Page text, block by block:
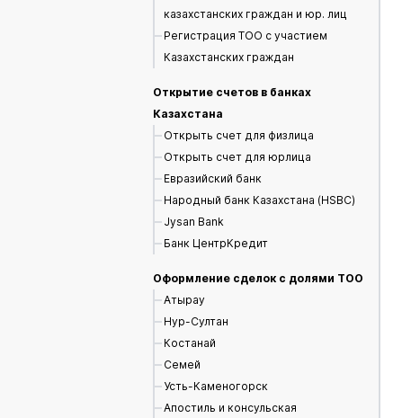
казахстанских граждан и юр. лиц
Регистрация ТОО с участием
Казахстанских граждан
Открытие счетов в банках
Казахстана
Открыть счет для физлица
Открыть счет для юрлица
Евразийский банк
Народный банк Казахстана (HSBC)
Jysan Bank
Банк ЦентрКредит
Оформление сделок с долями ТОО
Атырау
Нур-Султан
Костанай
Семей
Усть-Каменогорск
Апостиль и консульская